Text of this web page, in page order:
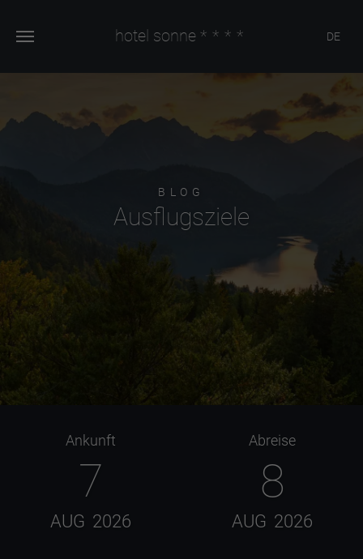
hotel sonne **** DE
BLOG
Ausflugsziele
Ankunft
7
AUG 2026
Abreise
8
AUG 2026